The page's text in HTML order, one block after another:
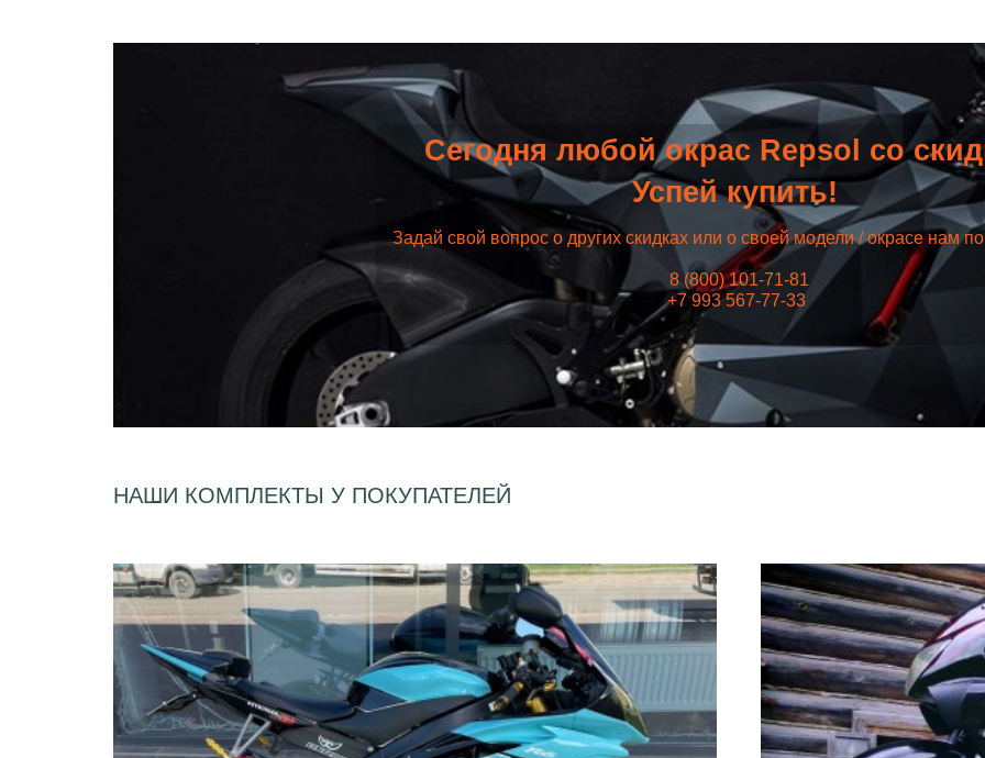
Сегодня любой окрас Repsol со
Успей купить!
Задай свой вопрос о других скидках или о своей модели / окрасе нам
8 (800) 101-71-81
+7 993 567-77-33
НАШИ КОМПЛЕКТЫ У ПОКУПАТЕЛЕЙ